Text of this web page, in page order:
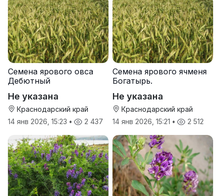
Семена ярового овса
Дебютный
Не указана
Краснодарский край
14 янв 2026, 15:23 • 2 437
Семена ярового ячменя
Богатырь.
Не указана
Краснодарский край
14 янв 2026, 15:21 • 2 512